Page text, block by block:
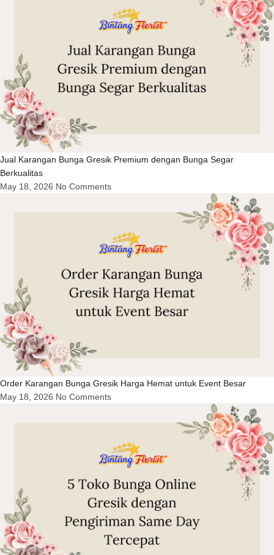
Jual Karangan Bunga Gresik Premium dengan Bunga Segar
Berkualitas
May 18, 2026 No Comments
Order Karangan Bunga Gresik Harga Hemat untuk Event Besar
May 18, 2026 No Comments